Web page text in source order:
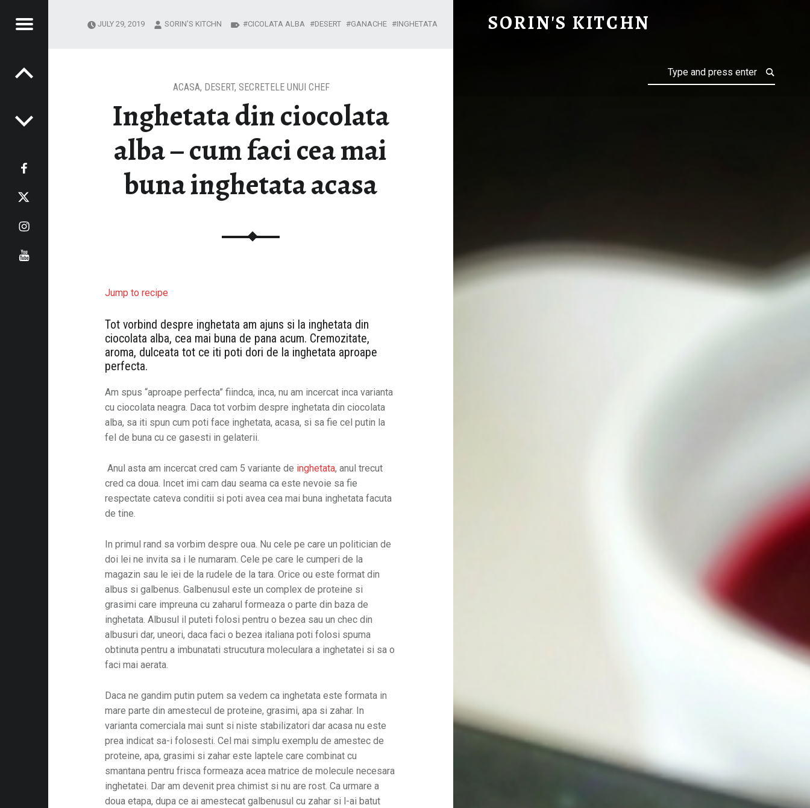
SORIN'S KITCHN
Menu
Inghetata din ciocolata
alba – cum faci cea mai
buna inghetata acasa
ACASA, DESERT, SECRETELE UNUI CHEF
Jump to recipe
Tot vorbind despre inghetata am ajuns si la inghetata din
ciocolata alba, cea mai buna de pana acum. Cremozitate,
aroma, dulceata tot ce iti poti dori de la inghetata aproape
perfecta.
Am spus “aproape perfecta” fiindca, inca, nu am incercat inca varianta
cu ciocolata neagra. Daca tot vorbim despre inghetata din ciocolata
alba, sa iti spun cum poti face inghetata, acasa, si sa fie cel putin la
fel de buna cu ce gasesti in gelaterii.
Anul asta am incercat cred cam 5 variante de inghetata, anul trecut
cred ca doua. Incet imi cam dau seama ca este nevoie sa fie
respectate cateva conditii si poti avea cea mai buna inghetata facuta
de tine.
In primul rand sa vorbim despre oua. Nu cele pe care un politician de
doi lei ne invita sa i le numaram. Cele pe care le cumperi de la
magazin sau le iei de la rudele de la tara. Orice ou este format din
albus si galbenus. Galbenusul este un complex de proteine si
grasimi care impreuna cu zaharul formeaza o parte din baza de
inghetata. Albusul il puteti folosi pentru o bezea sau un chec din
albusuri dar, uneori, daca faci o bezea italiana poti folosi spuma
obtinuta pentru a imbunatati strucutura moleculara a inghetatei si sa o
faci mai aerata.
Daca ne gandim putin putem sa vedem ca inghetata este formata in
mare parte din amestecul de proteine, grasimi, apa si zahar. In
varianta comerciala mai sunt si niste stabilizatori dar acasa nu este
prea indicat sa-i folosesti. Cel mai simplu exemplu de amestec de
proteine, apa, grasimi si zahar este laptele care combinat cu
smantana pentru frisca formeaza acea matrice de molecule necesara
inghetatei. Dar am devenit prea chimist si nu are rost. Ca urmare a
doua etapa, dupa ce ai amestecat galbenusul cu zahar si l-ai batut
JULY 29, 2019 SORIN'S KITCHN CICOLATA ALBA DESERT GANACHE INGHETATA